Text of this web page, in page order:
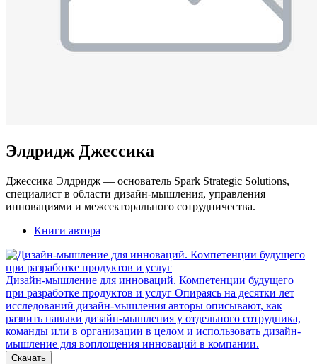
Элдридж Джессика
Джессика Элдридж — основатель Spark Strategic Solutions,
специалист в области дизайн-мышления, управления
инновациями и межсекторального сотрудничества.
Книги автора
Дизайн-мышление для инноваций. Компетенции будущего
при разработке продуктов и услуг Опираясь на десятки лет
исследований дизайн-мышления авторы описывают, как
развить навыки дизайн-мышления у отдельного сотрудника,
команды или в организации в целом и использовать дизайн-
мышление для воплощения инноваций в компании.
Скачать